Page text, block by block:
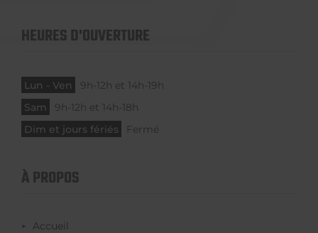
HEURES D'OUVERTURE
Lun - Ven
9h-12h et 14h-19h
Sam
9h-12h et 14h-18h
Dim et jours fériés
Fermé
À PROPOS
Accueil